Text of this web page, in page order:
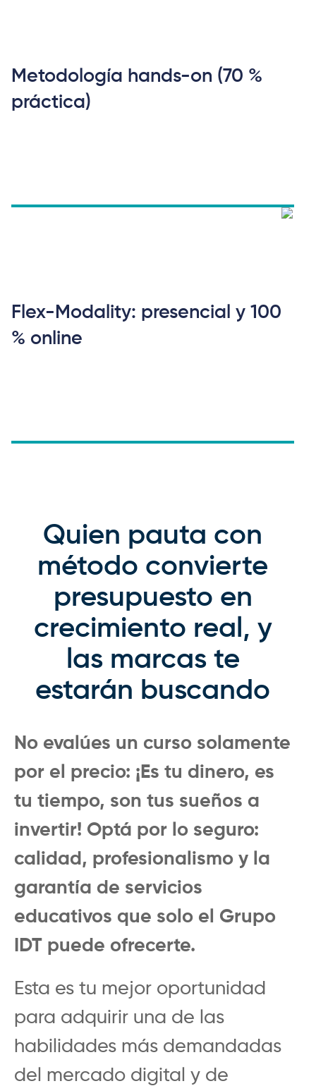
Metodología hands-on (70 %
práctica)
Flex-Modality: presencial y 100
% online
Quien pauta con
método convierte
presupuesto en
crecimiento real, y
las marcas te
estarán buscando
No evalúes un curso solamente
por el precio: ¡Es tu dinero, es
tu tiempo, son tus sueños a
invertir! Optá por lo seguro:
calidad, profesionalismo y la
garantía de servicios
educativos que solo el Grupo
IDT puede ofrecerte.
Esta es tu mejor oportunidad
para adquirir una de las
habilidades más demandadas
del mercado digital y de